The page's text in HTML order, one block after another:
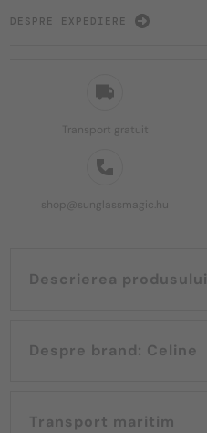
Transport gratuit
shop@sunglassmagic.hu
Descrierea produsului
Despre brand: Celine
Transport maritim
DESPRE EXPEDIERE